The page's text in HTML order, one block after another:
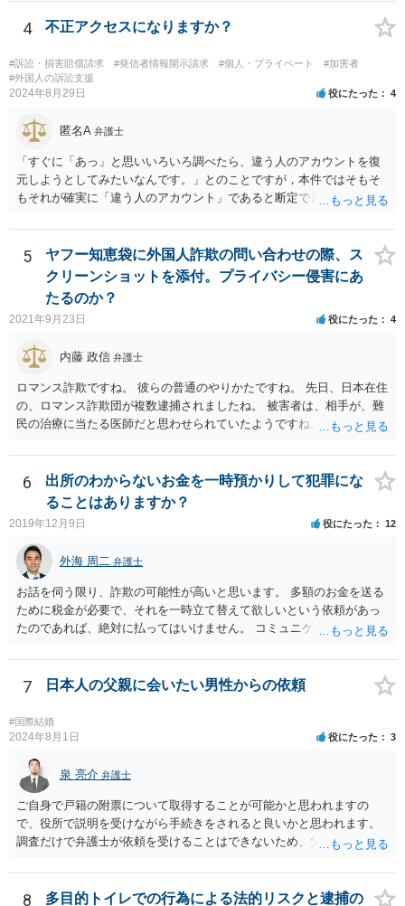
4 不正アクセスになりますか？
#訴訟・損害賠償請求 #発信者情報開示請求 #個人・プライベート
#加害者
#外国人の訴訟支援
2024年8月29日 役にたった 4
匿名A 弁護士
「すぐに「あっ」と思いいろいろ調べたら、違う人のアカウントを復
元しようとしてみたいなんです。」とのことですが，本件ではそもそ
もそれが確実に「違う人のアカウント」であると断定できていません
できません。余計な心配でしょう。
5
ヤフー知恵袋に外国人詐欺の問い合わせの際、ス
クリーンショットを添付。プライバシー侵害にあ
たるのか？
2021年9月23日 役にたった 4
内藤 政信 弁護士
ロマンス詐欺ですね。 彼らの普通のやりかたですね。 先日、日本在住
の、ロマンス詐欺団が複数逮捕されましたね。 被害者は、相手が、難
民の治療に当たる医師だと思わせられていたようですね。
6
出所のわからないお金を一時預かりして犯罪にな
ることはありますか？
2019年12月9日 役にたった 12
外海 周二 弁護士
お話を伺う限り、詐欺の可能性が高いと思います。 多額のお金を送る
ために税金が必要で、それを一時立て替えて欲しいという依頼があっ
たのであれば、絶対に払ってはいけません。 コミュニケーションサイ
ん。 預かって欲しいお金を送るなどというのは虚言であり、単にあな
たから金銭を詐取しようとしている可能性が高いです。 間に合えばよ
7 日本人の父親に会いたい男性からの依頼
#国際結婚
2024年8月1日 役にたった 3
泉 亮介 弁護士
ご自身で戸籍の附票について取得することが可能かと思われますの
で、役所で説明を受けながら手続きをされると良いかと思われます。
調査だけで弁護士が依頼を受けることはできないため、父親に対して
ょう。
8
多目的トイレでの行為による法的リスクと逮捕の